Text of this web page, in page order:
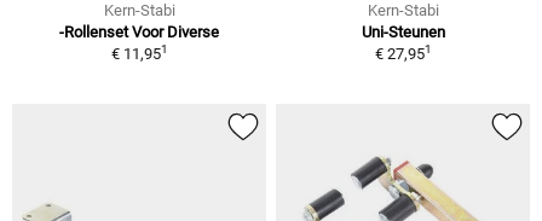
Kern-Stabi
-Rollenset Voor Diverse
€ 11,951
Kern-Stabi
Uni-Steunen
€ 27,951